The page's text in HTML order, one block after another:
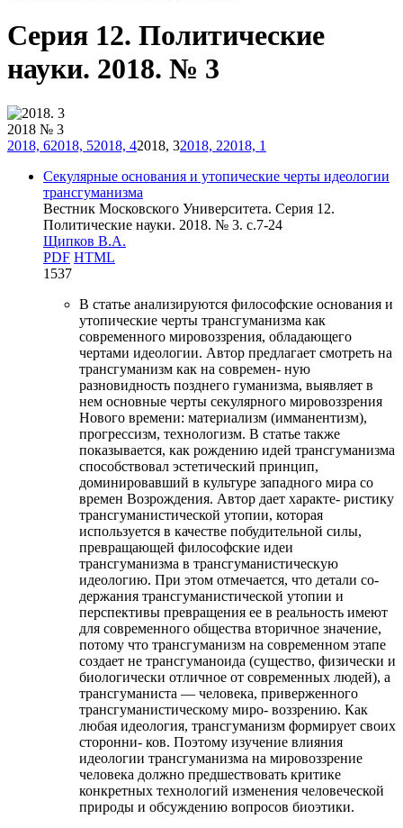
Серия 12. Политические
науки. 2018. № 3
2018 № 3
2018, 62018, 52018, 42018, 32018, 22018, 1
Секулярные основания и утопические черты идеологии
трансгуманизма
Вестник Московского Университета. Серия 12.
Политические науки. 2018. № 3. c.7-24
Щипков В.А.
PDF HTML
1537
В статье анализируются философские основания и
утопические черты трансгуманизма как
современного мировоззрения, обладающего
чертами идеологии. Автор предлагает смотреть на
трансгуманизм как на современ- ную
разновидность позднего гуманизма, выявляет в
нем основные черты секулярного мировоззрения
Нового времени: материализм (имманентизм),
прогрессизм, технологизм. В статье также
показывается, как рождению идей трансгуманизма
способствовал эстетический принцип,
доминировавший в культуре западного мира со
времен Возрождения. Автор дает характе- ристику
трансгуманистической утопии, которая
используется в качестве побудительной силы,
превращающей философские идеи
трансгуманизма в трансгуманистическую
идеологию. При этом отмечается, что детали со-
держания трансгуманистической утопии и
перспективы превращения ее в реальность имеют
для современного общества вторичное значение,
потому что трансгуманизм на современном этапе
создает не трансгуманоида (существо, физически и
биологически отличное от современных людей), а
трансгуманиста — человека, приверженного
трансгуманистическому миро- воззрению. Как
любая идеология, трансгуманизм формирует своих
сторонни- ков. Поэтому изучение влияния
идеологии трансгуманизма на мировоззрение
человека должно предшествовать критике
конкретных технологий изменения человеческой
природы и обсуждению вопросов биоэтики.